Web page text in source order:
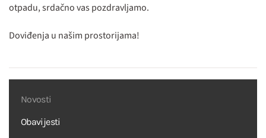
otpadu, srdačno vas pozdravljamo.
Doviđenja u našim prostorijama!
Novosti
Obavijesti